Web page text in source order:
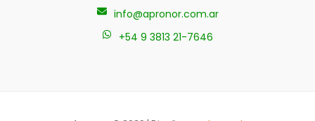
info@apronor.com.ar
+54 9 3813 21-7646